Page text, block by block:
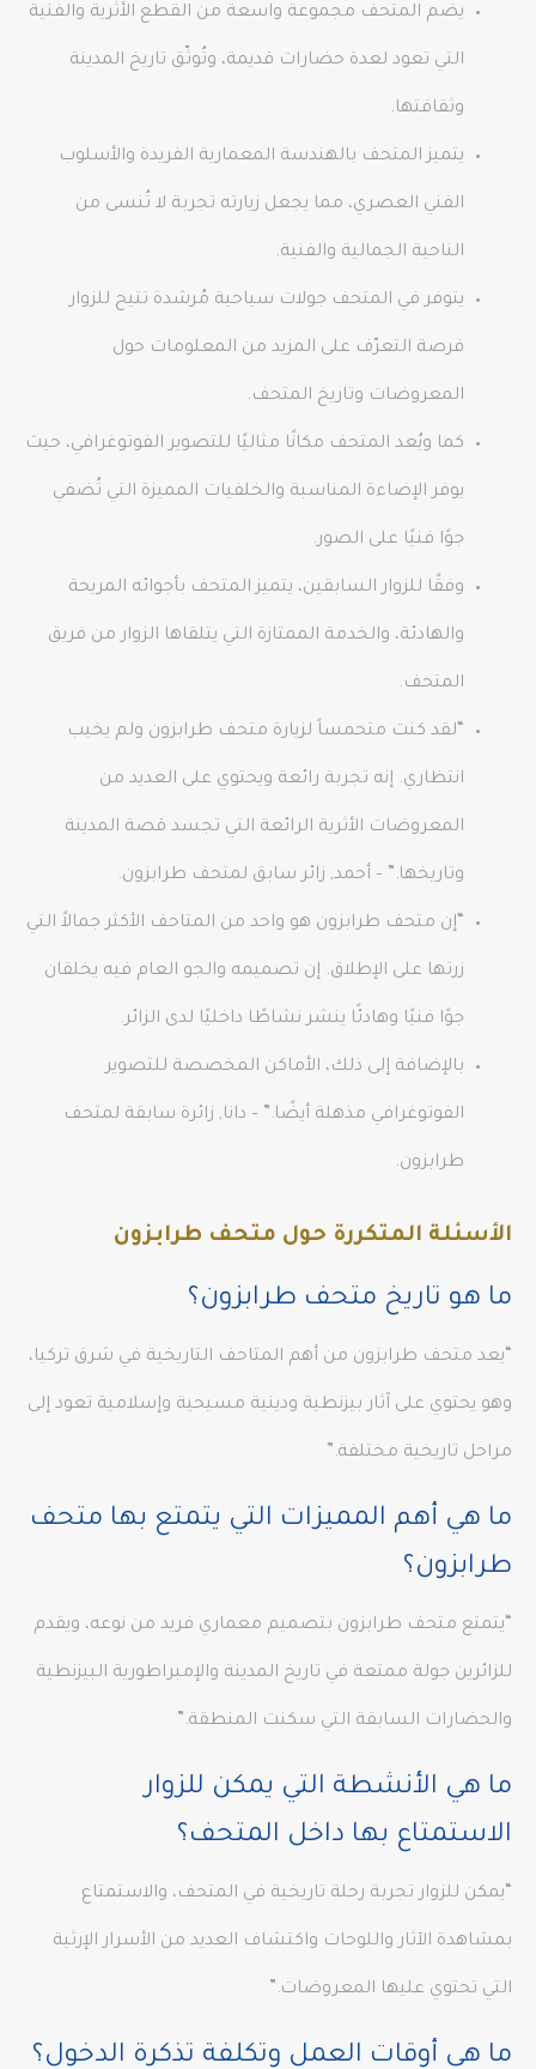
يضم المتحف مجموعة واسعة من القطع الأثرية والفنية
التي تعود لعدة حضارات قديمة، وتُوثّق تاريخ المدينة
وثقافتها.
يتميز المتحف بالهندسة المعمارية الفريدة والأسلوب
الفني العصري، مما يجعل زيارته تجربة لا تُنسى من
الناحية الجمالية والفنية.
يتوفر في المتحف جولات سياحية مُرشدة تتيح للزوار
فرصة التعرّف على المزيد من المعلومات حول
المعروضات وتاريخ المتحف.
كما ويُعد المتحف مكانًا مثاليًا للتصوير الفوتوغرافي، حيث
يوفر الإضاءة المناسبة والخلفيات المميزة التي تُضفي
جوًا فنيًا على الصور.
وفقًا للزوار السابقين، يتميز المتحف بأجوائه المريحة
والهادئة، والخدمة الممتازة التي يتلقاها الزوار من فريق
المتحف.
“لقد كنت متحمساً لزيارة متحف طرابزون ولم يخيب
انتظاري. إنه تجربة رائعة ويحتوي على العديد من
المعروضات الأثرية الرائعة التي تجسد قصة المدينة
وتاريخها.” – أحمد, زائر سابق لمتحف طرابزون.
“إن متحف طرابزون هو واحد من المتاحف الأكثر جمالاً التي
زرتها على الإطلاق. إن تصميمه والجو العام فيه يخلقان
جوًا فنيًا وهادئًا ينشر نشاطًا داخليًا لدى الزائر.
بالإضافة إلى ذلك، الأماكن المخصصة للتصوير
الفوتوغرافي مذهلة أيضًا.” – دانا, زائرة سابقة لمتحف
طرابزون.
الأسئلة المتكررة حول متحف طرابزون
ما هو تاريخ متحف طرابزون؟
“يعد متحف طرابزون من أهم المتاحف التاريخية في شرق تركيا،
وهو يحتوي على آثار بيزنطية ودينية مسيحية وإسلامية تعود إلى
مراحل تاريخية مختلفة.”
ما هي أهم المميزات التي يتمتع بها متحف
طرابزون؟
“يتمتع متحف طرابزون بتصميم معماري فريد من نوعه، ويقدم
للزائرين جولة ممتعة في تاريخ المدينة والإمبراطورية البيزنطية
والحضارات السابقة التي سكنت المنطقة.”
ما هي الأنشطة التي يمكن للزوار
الاستمتاع بها داخل المتحف؟
“يمكن للزوار تجربة رحلة تاريخية في المتحف، والاستمتاع
بمشاهدة الآثار واللوحات واكتشاف العديد من الأسرار الإرثية
التي تحتوي عليها المعروضات.”
ما هي أوقات العمل وتكلفة تذكرة الدخول؟